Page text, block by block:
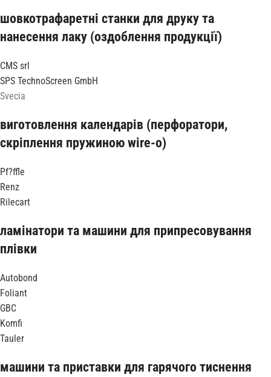
шовкотрафаретні станки для друку та
нанесення лаку (оздоблення продукції)
CMS srl
SPS TechnoScreen GmbH
Svecia
виготовлення календарів (перфоратори,
скріплення пружиною wire-o)
Pf?ffle
Renz
Rilecart
ламінатори та машини для припресовування
плівки
Autobond
Foliant
GBC
Komfi
Tauler
машини та приставки для гарячого тиснення